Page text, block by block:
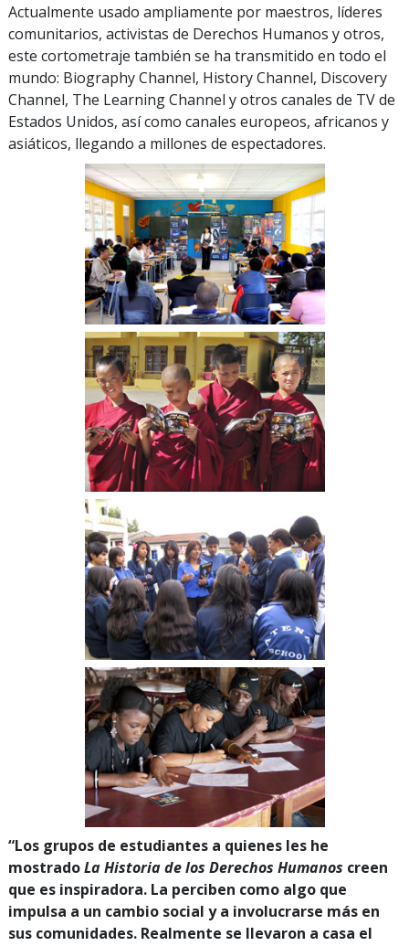
Actualmente usado ampliamente por maestros, líderes
comunitarios, activistas de Derechos Humanos y otros,
este cortometraje también se ha transmitido en todo el
mundo: Biography Channel, History Channel, Discovery
Channel, The Learning Channel y otros canales de TV de
Estados Unidos, así como canales europeos, africanos y
asiáticos, llegando a millones de espectadores.
“Los grupos de estudiantes a quienes les he
mostradoLa Historia de los Derechos Humanos creen
que es inspiradora. La perciben como algo que
impulsa a un cambio social y a involucrarse más en
sus comunidades. Realmente se llevaron a casa el